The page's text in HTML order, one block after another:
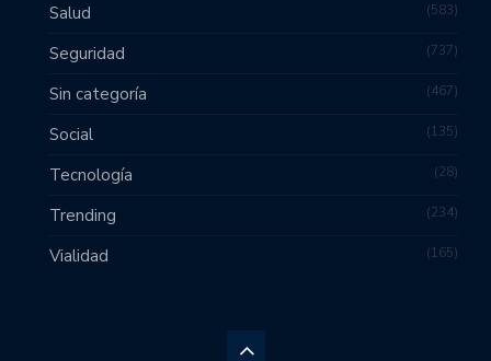
Salud 583
Seguridad 737
Sin categoría 467
Social 135
Tecnología 28
Trending 234
Vialidad 165